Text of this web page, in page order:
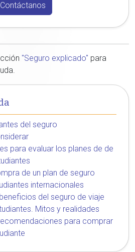
Contáctanos
"Seguro explicado" para
del seguro
para evaluar los planes de de
de un plan de seguro
internacionales
del seguro de viaje
Mitos y realidades
para comprar